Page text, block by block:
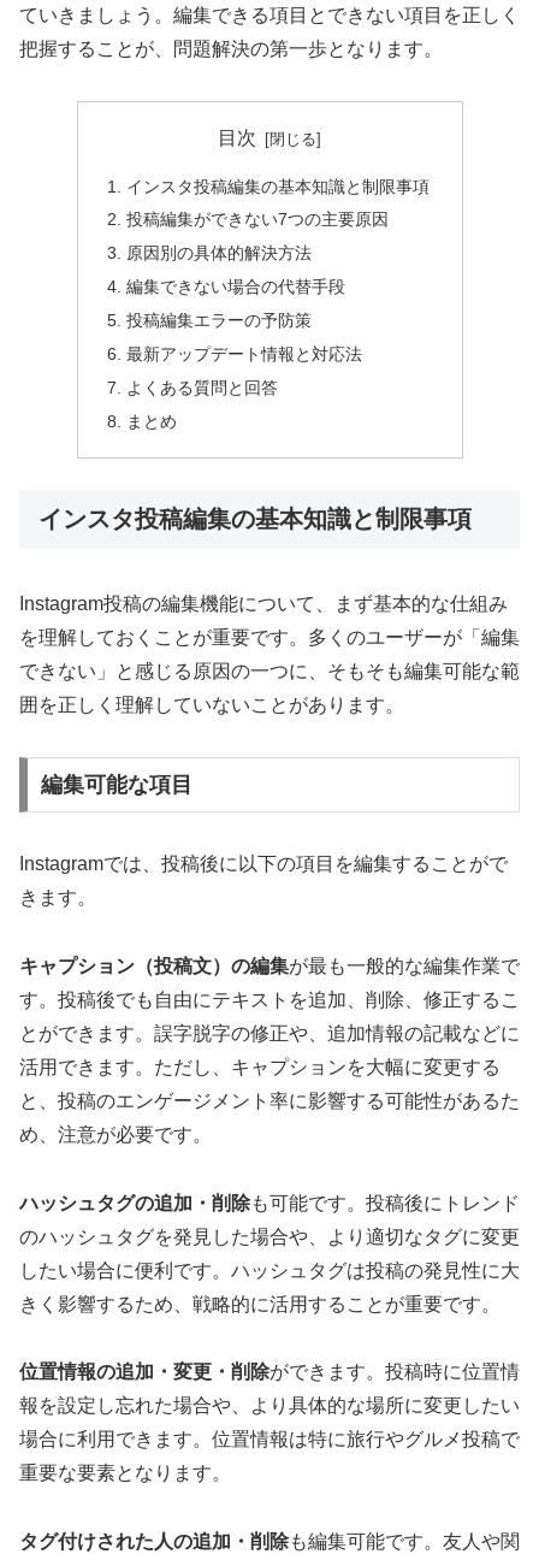
ていきましょう。編集できる項目とできない項目を正しく
把握することが、問題解決の第一歩となります。
目次
インスタ投稿編集の基本知識と制限事項
投稿編集ができない7つの主要原因
原因別の具体的解決方法
編集できない場合の代替手段
投稿編集エラーの予防策
最新アップデート情報と対応法
よくある質問と回答
まとめ
インスタ投稿編集の基本知識と制限事項
Instagram投稿の編集機能について、まず基本的な仕組み
を理解しておくことが重要です。多くのユーザーが「編集
できない」と感じる原因の一つに、そもそも編集可能な範
囲を正しく理解していないことがあります。
編集可能な項目
Instagramでは、投稿後に以下の項目を編集することがで
きます。
キャプション（投稿文）の編集が最も一般的な編集作業で
す。投稿後でも自由にテキストを追加、削除、修正するこ
とができます。誤字脱字の修正や、追加情報の記載などに
活用できます。ただし、キャプションを大幅に変更する
と、投稿のエンゲージメント率に影響する可能性があるた
め、注意が必要です。
ハッシュタグの追加・削除も可能です。投稿後にトレンド
のハッシュタグを発見した場合や、より適切なタグに変更
したい場合に便利です。ハッシュタグは投稿の発見性に大
きく影響するため、戦略的に活用することが重要です。
位置情報の追加・変更・削除ができます。投稿時に位置情
報を設定し忘れた場合や、より具体的な場所に変更したい
場合に利用できます。位置情報は特に旅行やグルメ投稿で
重要な要素となります。
タグ付けされた人の追加・削除も編集可能です。友人や関